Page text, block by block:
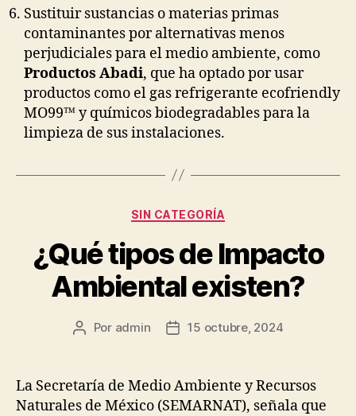
Sustituir sustancias o materias primas
contaminantes por alternativas menos
perjudiciales para el medio ambiente, como
Productos Abadi, que ha optado por usar
productos como el gas refrigerante ecofriendly
MO99™ y químicos biodegradables para la
limpieza de sus instalaciones.
Categorías
SIN CATEGORÍA
¿Qué tipos de Impacto
Ambiental existen?
Autor
publicación
Por admin
Fecha
publicación
15 octubre, 2024
La Secretaría de Medio Ambiente y Recursos
Naturales de México (SEMARNAT), señala que